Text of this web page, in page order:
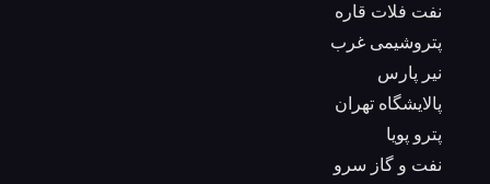
نفت فلات قاره
پتروشیمی غرب
نیر پارس
پالایشگاه تهران
پترو پویا
نفت و گاز سرو